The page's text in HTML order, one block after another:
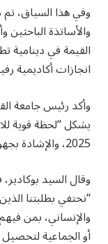
وفي هذا السياق، تم
والأساتذة الباحثين
القيمة في دينامية
انجازات
وأكد رئيس جامعة
2025، والإشادة بجهود مجموع مكونات الجامعة”.
وقال السيد
“نحتفي بطلبتنا
والإنساني، بمن
أو الجماعية